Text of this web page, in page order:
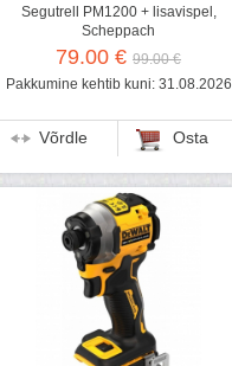
Segutrell PM1200 + lisavispel,
Scheppach
79.00 € 99.00 €
Pakkumine kehtib kuni: 31.08.2026
Võrdle Osta